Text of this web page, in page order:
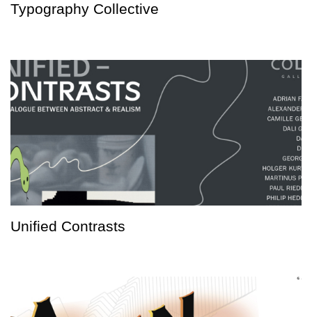
Typography Collective
Unified Contrasts